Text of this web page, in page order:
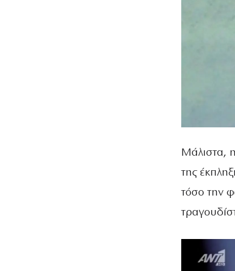
Μάλιστα, η
της
τόσο την